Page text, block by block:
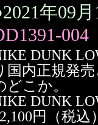
2021年09月
004
DUNK
国内正規発
どこか。
DUNK
円（税込